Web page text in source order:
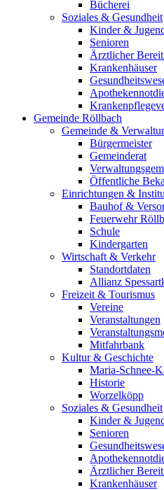
Bücherei
Soziales & Gesundheit
Kinder &
Senioren
Ärztlicher
Krankenhäuser
Gemeinde Röllbach
Gemeinde &
Bürgermeister
Gemeinderat
Öffentliche
Einrichtungen &
Bauhof &
Feuerwehr
Schule
Kindergarten
Wirtschaft & Verkehr
Standortdaten
Allianz
Freizeit & Tourismus
Vereine
Veranstaltungen
Mitfahrbank
Kultur & Geschichte
Maria-Schnee-
Historie
Worzelköpp
Soziales & Gesundheit
Kinder &
Senioren
Ärztlicher
Krankenhäuser